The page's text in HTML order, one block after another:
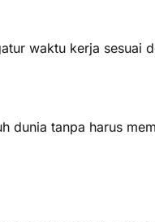
waktu kerja sesuai
dunia tanpa harus